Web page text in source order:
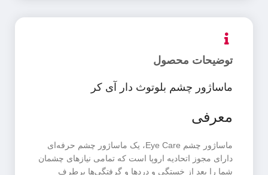
توضیحات محصول
ماساژور چشم بلوتوث دار آی کر
معرفی
ماساژور چشم Eye Care، یک ماساژور چشم حرفه‌ای
دارای مجوز اتحادیه اروپا است که تمامی نیازهای چشمان
شما را بعد از خستگی و دردها و گرفتگی‌ها برطرف